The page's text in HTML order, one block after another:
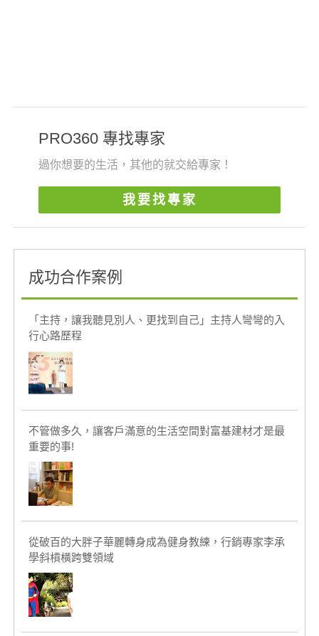
PRO360 專找專家
過你想要的生活，其他的就交給專家！
我要找專家
成功合作案例
「主持，讓我聽見別人、更找到自己」主持人彎彎的入
行心路歷程
不管做多久，讓客戶滿意的生活空間對富基建材才是最
重要的事!
從破百的大胖子華麗轉身成為健身教練，行銷專家李承
學斜槓橫跨雙領域